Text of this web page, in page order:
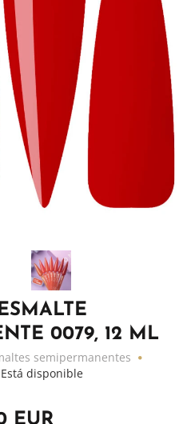
0079, 12 ML
semipermanentes
Está disponible
EUR